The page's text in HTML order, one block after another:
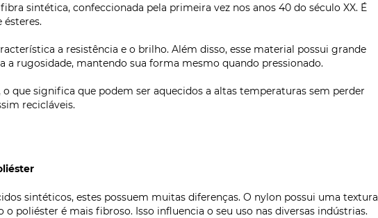
sintética, confeccionada pela primeira vez nos anos 40 do século XX. É
a resistência e o brilho. Além disso, esse material possui grande
a rugosidade, mantendo sua forma mesmo quando pressionado.
que significa que podem ser aquecidos a altas temperaturas sem perder
recicláveis.
sintéticos, estes possuem muitas diferenças. O nylon possui uma textura
o poliéster é mais fibroso. Isso influencia o seu uso nas diversas indústrias.